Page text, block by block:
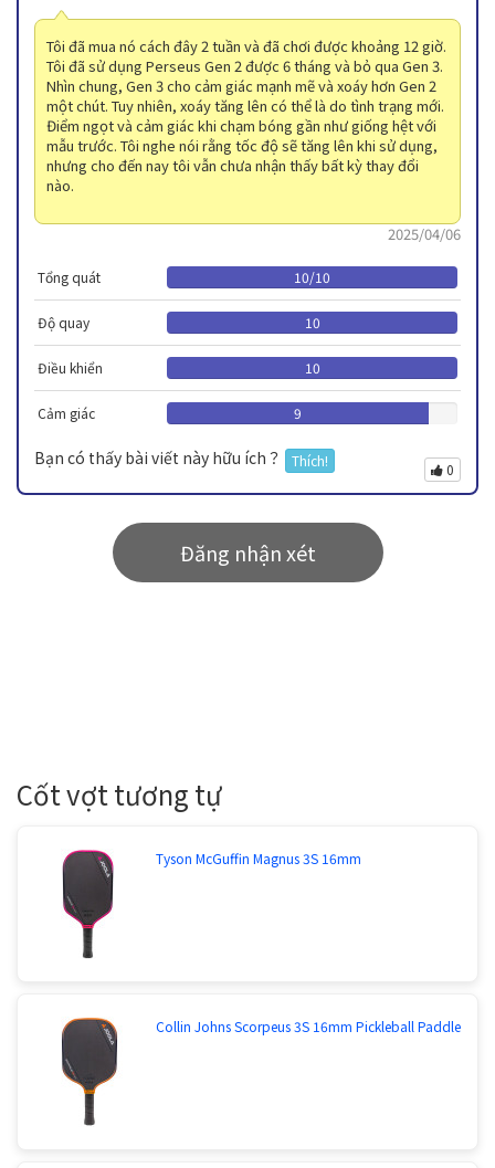
Tôi đã mua nó cách đây 2 tuần và đã chơi được khoảng 12 giờ.
Tôi đã sử dụng Perseus Gen 2 được 6 tháng và bỏ qua Gen 3.
Nhìn chung, Gen 3 cho cảm giác mạnh mẽ và xoáy hơn Gen 2
một chút. Tuy nhiên, xoáy tăng lên có thể là do tình trạng mới.
Điểm ngọt và cảm giác khi chạm bóng gần như giống hệt với
mẫu trước. Tôi nghe nói rằng tốc độ sẽ tăng lên khi sử dụng,
nhưng cho đến nay tôi vẫn chưa nhận thấy bất kỳ thay đổi
nào.
2025/04/06
Tổng quát 10/10
Độ quay 10
Điều khiển 10
Cảm giác 9
Bạn có thấy bài viết này hữu ích？ Thích!
0
Đăng nhận xét
Cốt vợt tương tự
Tyson McGuffin Magnus 3S 16mm
Collin Johns Scorpeus 3S 16mm Pickleball Paddle